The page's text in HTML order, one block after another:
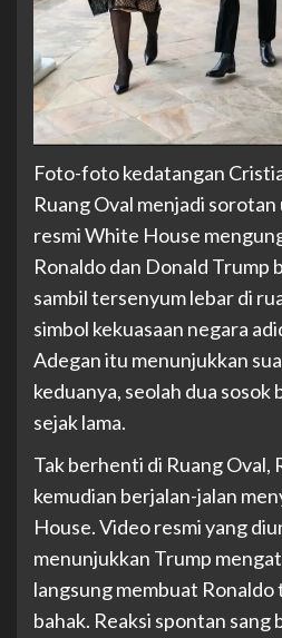
Foto-foto kedatangan
Ruang Oval menjadi
resmi White House
Ronaldo dan Donald Trump
sambil tersenyum lebar di
simbol kekuasaan negara
Adegan itu menunjukkan
keduanya, seolah dua sosok
sejak lama.
Tak berhenti di Ruang Oval,
kemudian berjalan-jalan
House. Video resmi yang
menunjukkan Trump
langsung membuat
bahak. Reaksi spontan